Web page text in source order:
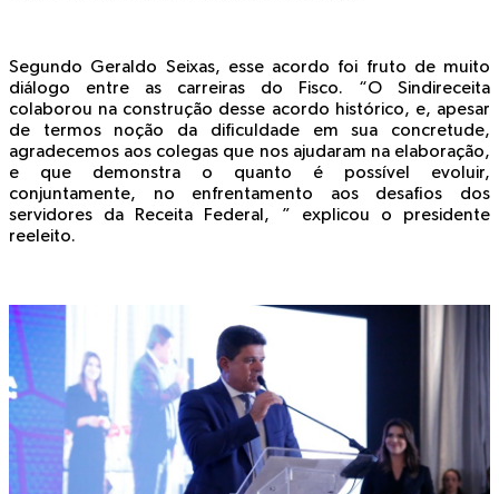
Segundo Geraldo Seixas, esse acordo foi fruto de muito
diálogo entre as carreiras do Fisco. “O Sindireceita
colaborou na construção desse acordo histórico, e, apesar
de termos noção da dificuldade em sua concretude,
agradecemos aos colegas que nos ajudaram na elaboração,
e que demonstra o quanto é possível evoluir,
conjuntamente, no enfrentamento aos desafios dos
servidores da Receita Federal, ” explicou o presidente
reeleito.